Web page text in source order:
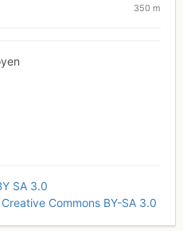
350 m
SA 3.0
Commons BY-SA 3.0